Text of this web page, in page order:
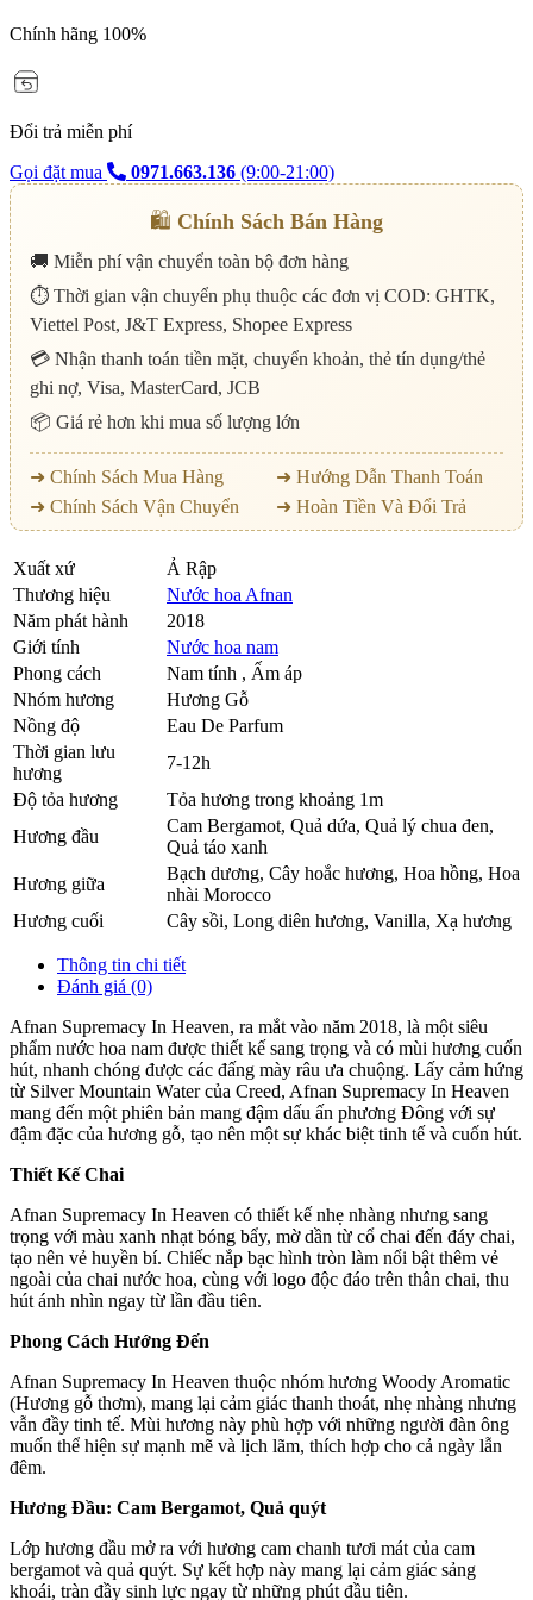
Chính hãng 100%
Đổi trả miễn phí
Gọi đặt mua
0971.663.136 (9:00-21:00)
🛍️ Chính Sách Bán Hàng
🚚 Miễn phí vận chuyển toàn bộ đơn hàng
⏱️ Thời gian vận chuyển phụ thuộc các đơn vị COD: GHTK,
Viettel Post, J&T Express, Shopee Express
💳 Nhận thanh toán tiền mặt, chuyển khoản, thẻ tín dụng/thẻ
ghi nợ, Visa, MasterCard, JCB
📦 Giá rẻ hơn khi mua số lượng lớn
➜ Chính Sách Mua Hàng
➜ Hướng Dẫn Thanh Toán
➜ Chính Sách Vận Chuyển
➜ Hoàn Tiền Và Đổi Trả
Xuất xứ
Ả Rập
Thương hiệu
Nước hoa Afnan
Năm phát hành
2018
Giới tính
Nước hoa nam
Phong cách
Nam tính , Ấm áp
Nhóm hương
Hương Gỗ
Nồng độ
Eau De Parfum
Thời gian lưu
hương
7-12h
Độ tỏa hương
Tỏa hương trong khoảng 1m
Hương đầu
Cam Bergamot, Quả dứa, Quả lý chua đen,
Quả táo xanh
Hương giữa
Bạch dương, Cây hoắc hương, Hoa hồng, Hoa
nhài Morocco
Hương cuối
Cây sồi, Long diên hương, Vanilla, Xạ hương
Thông tin chi tiết
Đánh giá (0)
Afnan Supremacy In Heaven, ra mắt vào năm 2018, là một siêu
phẩm nước hoa nam được thiết kế sang trọng và có mùi hương cuốn
hút, nhanh chóng được các đấng mày râu ưa chuộng. Lấy cảm hứng
từ Silver Mountain Water của Creed, Afnan Supremacy In Heaven
mang đến một phiên bản mang đậm dấu ấn phương Đông với sự
đậm đặc của hương gỗ, tạo nên một sự khác biệt tinh tế và cuốn hút.
Thiết Kế Chai
Afnan Supremacy In Heaven có thiết kế nhẹ nhàng nhưng sang
trọng với màu xanh nhạt bóng bẩy, mờ dần từ cổ chai đến đáy chai,
tạo nên vẻ huyền bí. Chiếc nắp bạc hình tròn làm nổi bật thêm vẻ
ngoài của chai nước hoa, cùng với logo độc đáo trên thân chai, thu
hút ánh nhìn ngay từ lần đầu tiên.
Phong Cách Hướng Đến
Afnan Supremacy In Heaven thuộc nhóm hương Woody Aromatic
(Hương gỗ thơm), mang lại cảm giác thanh thoát, nhẹ nhàng nhưng
vẫn đầy tinh tế. Mùi hương này phù hợp với những người đàn ông
muốn thể hiện sự mạnh mẽ và lịch lãm, thích hợp cho cả ngày lẫn
đêm.
Hương Đầu: Cam Bergamot, Quả quýt
Lớp hương đầu mở ra với hương cam chanh tươi mát của cam
bergamot và quả quýt. Sự kết hợp này mang lại cảm giác sảng
khoái, tràn đầy sinh lực ngay từ những phút đầu tiên.